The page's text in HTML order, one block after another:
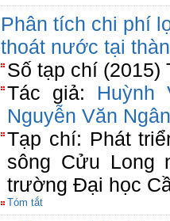
Phân tích chi phí
thoát nước tại
Số tạp chí (2015)
Tác giả: Huỳnh
Nguyễn Văn Ngân
Tạp chí: Phát
sông Cửu Long
trường Đại học
Tóm tắt